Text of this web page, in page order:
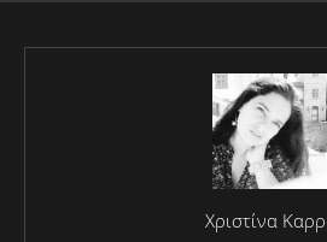
Χριστίνα